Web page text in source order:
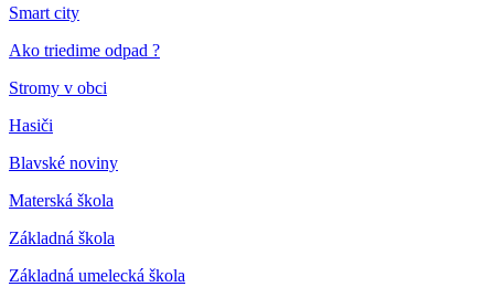
Smart city
Ako triedime odpad ?
Stromy v obci
Hasiči
Blavské noviny
Materská škola
Základná škola
Základná umelecká škola